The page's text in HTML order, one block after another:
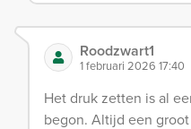
Roodzwart1
1 februari 2026 17:40
Het druk zetten is al
begon. Altijd een